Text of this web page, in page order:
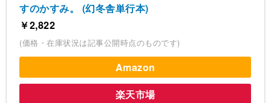
すのかすみ。 (幻冬舎単行本)
￥2,822
(価格・在庫状況は記事公開時点のものです)
Amazon
楽天市場